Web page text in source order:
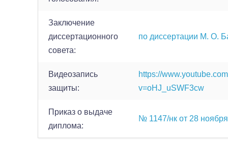
Заключение
диссертационного
совета:
по диссертации М. О.
Видеозапись
защиты:
https://
v=oHJ_uSWF3cw
Приказ о выдаче
диплома:
№ 1147/нк от 28 ноября